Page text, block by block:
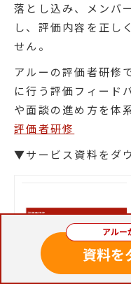
落とし込み、メンバ
し、評価内容を正し
せん。
アルーの評価者研修
に行う評価フィード
や面談の進め方を体
評価者研修
▼サービス資料をダ